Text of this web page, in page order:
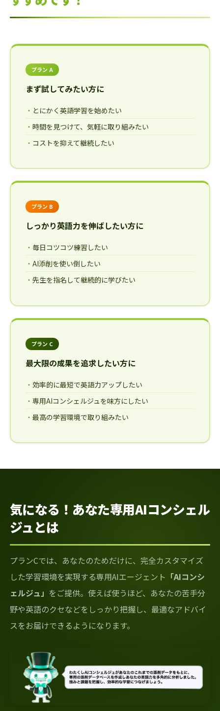
プラン A
まず試してみたい方に
とにかく英語学習を始めたい
時間を見つけて、気軽に取り組みたい
コストを抑えて継続したい
プラン B
しっかり英語力を伸ばしたい方に
毎日コツコツ練習したい
AI添削を使い倒したい
先生を指名して継続的に学びたい
プラン C
最大限の成果を追求したい方に
効率的に最短で英語力アップしたい
専用AIコンシェルジュを味方にしたい
最高の学習環境で取り組みたい
気になる！あなた専用AIコンシェル
ジュとは
プランCでは、あなたのためだけに、完全カスタマイズ
した学習環境を実現する専用AIエージェント 「AIコンシ
ェルジュ」 をご提供。使えば使うほど、あなたの苦手分
野や英語のクセなどをしっかり把握し、最適なアドバイ
スをお届けできるようになります。